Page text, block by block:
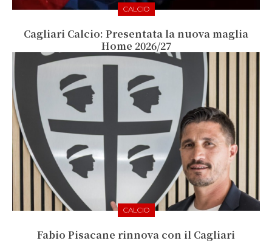
CALCIO
Cagliari Calcio: Presentata la nuova maglia
Home 2026/27
CALCIO
Fabio Pisacane rinnova con il Cagliari